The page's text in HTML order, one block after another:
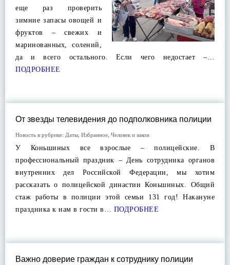
еще раз проверить
зимние запасы овощей и
фруктов – свежих и
маринованных, солений,
да и всего остального. Если чего недостает –…
ПОДРОБНЕЕ
От звезды телевидения до подполковника полиции
Новость в рубрике: Даты Избранное Человек и закон
У Коньшиных все взрослые – полицейские. В
профессиональный праздник – День сотрудника органов
внутренних дел Российской Федерации, мы хотим
рассказать о полицейской династии Коньшиных. Общий
стаж работы в полиции этой семьи 131 год! Накануне
праздника к нам в гости в… ПОДРОБНЕЕ
Важно доверие граждан к сотруднику полиции